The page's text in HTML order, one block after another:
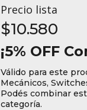
Precio lista
$10.580
¡5% OFF
Válido para este
Mecánicos,
Podés combinar
categoría.